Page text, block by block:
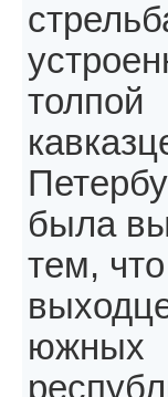
толпой
была
тем, что
южных